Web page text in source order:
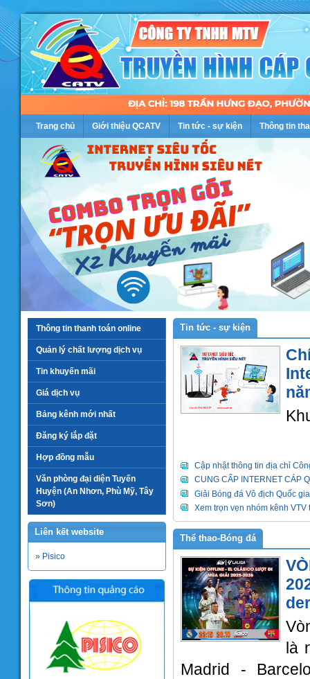
Trang chủ Giới thiệu QCATV Tin tức - sự kiện Thông tin
Thông tin thanh toán online
Quản lý chất lượng dịch vụ
Tin khuyến mãi
Giá dịch vụ
Bảng kênh mới nhất
Đăng ký lắp đặt
Hợp đồng mẫu
Văn phòng đại diện Tuyến
Huyện (An Nhơn, Phù Mỹ, Tây
Sơn)
Liên kết website
» Pisico
Tin tức - sự kiện
Cập nhật thông tin địa chỉ
CUNG CẤP INTERNET CÁP
Giải Bóng đá Vô địch Quốc
Xem trọn vẹn nhóm kênh VTV
Thể thao-Bóng đá
là
Madrid -